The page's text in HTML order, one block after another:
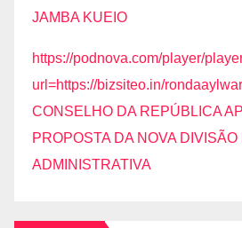
JAMBA KUEIO
https://podnova.com/player/
url=https://bizsiteo.in/
CONSELHO DA REPÚBLICA
PROPOSTA DA NOVA DIVISÃO
ADMINISTRATIVA